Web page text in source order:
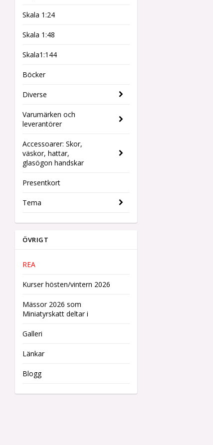
Skala 1:24
Skala 1:48
Skala1:144
Böcker
Diverse
Varumärken och
leverantörer
Accessoarer: Skor,
väskor, hattar,
glasögon handskar
Presentkort
Tema
ÖVRIGT
REA
Kurser hösten/vintern 2026
Mässor 2026 som
Miniatyrskatt deltar i
Galleri
Länkar
Blogg